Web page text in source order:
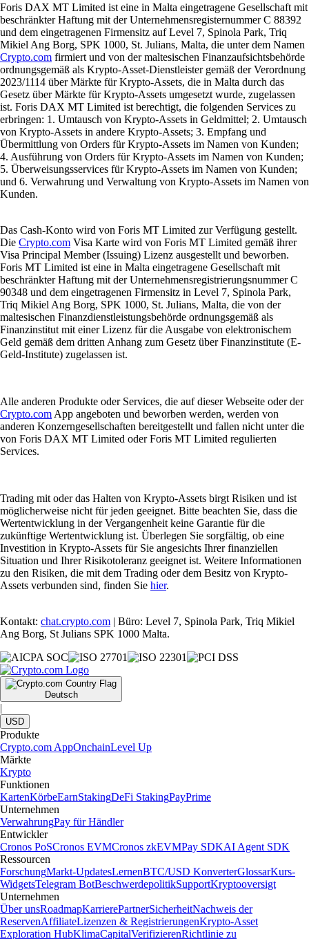
Foris DAX MT Limited ist eine in Malta eingetragene Gesellschaft mit
beschränkter Haftung mit der Unternehmensregisternummer C 88392
und dem eingetragenen Firmensitz auf Level 7, Spinola Park, Triq
Mikiel Ang Borg, SPK 1000, St. Julians, Malta, die unter dem Namen
Crypto.com firmiert und von der maltesischen Finanzaufsichtsbehörde
ordnungsgemäß als Krypto-Asset-Dienstleister gemäß der Verordnung
2023/1114 über Märkte für Krypto-Assets, die in Malta durch das
Gesetz über Märkte für Krypto-Assets umgesetzt wurde, zugelassen
ist. Foris DAX MT Limited ist berechtigt, die folgenden Services zu
erbringen: 1. Umtausch von Krypto-Assets in Geldmittel; 2. Umtausch
von Krypto-Assets in andere Krypto-Assets; 3. Empfang und
Übermittlung von Orders für Krypto-Assets im Namen von Kunden;
4. Ausführung von Orders für Krypto-Assets im Namen von Kunden;
5. Überweisungsservices für Krypto-Assets im Namen von Kunden;
und 6. Verwahrung und Verwaltung von Krypto-Assets im Namen von
Kunden.
Das Cash-Konto wird von Foris MT Limited zur Verfügung gestellt.
Die Crypto.com Visa Karte wird von Foris MT Limited gemäß ihrer
Visa Principal Member (Issuing) Lizenz ausgestellt und beworben.
Foris MT Limited ist eine in Malta eingetragene Gesellschaft mit
beschränkter Haftung mit der Unternehmensregistrierungsnummer C
90348 und dem eingetragenen Firmensitz in Level 7, Spinola Park,
Triq Mikiel Ang Borg, SPK 1000, St. Julians, Malta, die von der
maltesischen Finanzdienstleistungsbehörde ordnungsgemäß als
Finanzinstitut mit einer Lizenz für die Ausgabe von elektronischem
Geld gemäß dem dritten Anhang zum Gesetz über Finanzinstitute (E-
Geld-Institute) zugelassen ist.
Alle anderen Produkte oder Services, die auf dieser Webseite oder der
Crypto.com App angeboten und beworben werden, werden von
anderen Konzerngesellschaften bereitgestellt und fallen nicht unter die
von Foris DAX MT Limited oder Foris MT Limited regulierten
Services.
Trading mit oder das Halten von Krypto-Assets birgt Risiken und ist
möglicherweise nicht für jeden geeignet. Bitte beachten Sie, dass die
Wertentwicklung in der Vergangenheit keine Garantie für die
zukünftige Wertentwicklung ist. Überlegen Sie sorgfältig, ob eine
Investition in Krypto-Assets für Sie angesichts Ihrer finanziellen
Situation und Ihrer Risikotoleranz geeignet ist. Weitere Informationen
zu den Risiken, die mit dem Trading oder dem Besitz von Krypto-
Assets verbunden sind, finden Sie hier.
Kontakt: chat.crypto.com | Büro: Level 7, Spinola Park, Triq Mikiel
Ang Borg, St Julians SPK 1000 Malta.
Deutsch
|
USD
Produkte
Crypto.com AppOnchainLevel Up
Märkte
Krypto
Funktionen
KartenKörbeEarnStakingDeFi StakingPayPrime
Unternehmen
VerwahrungPay für Händler
Entwickler
Cronos PoSCronos EVMCronos zkEVMPay SDKAI Agent SDK
Ressourcen
ForschungMarkt-UpdatesLernenBTC/USD KonverterGlossarKurs-
WidgetsTelegram BotBeschwerdepolitikSupportKryptooversigt
Unternehmen
Über unsRoadmapKarrierePartnerSicherheitNachweis der
ReservenAffiliateLizenzen & RegistrierungenKrypto-Asset
Exploration HubKlimaCapitalVerifizierenRichtlinie zu